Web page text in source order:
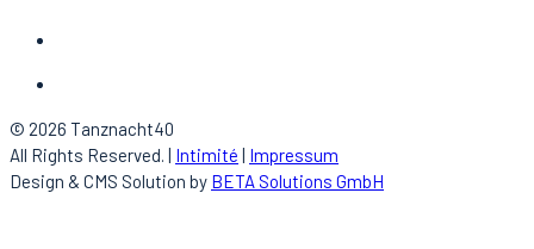
© 2026 Tanznacht40
All Rights Reserved. | Intimité
Impressum
Design & CMS Solution by BETA Solutions GmbH